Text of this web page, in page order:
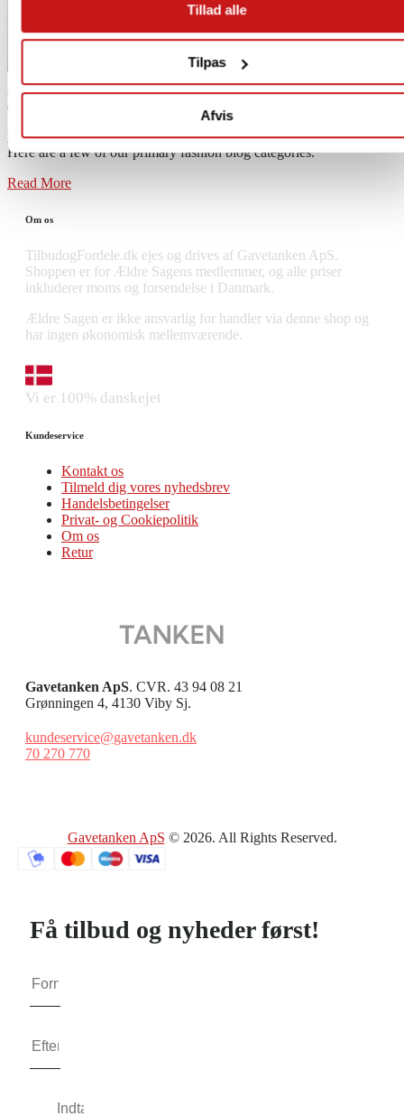
Tillad alle
Tilpas
Afvis
How to Have More Focused
Uncategorized21. april 2023180Views0Likes0Comments
Here are a few of our primary fashion blog categories.
Read More
Om os
TilbudogFordele.dk ejes og drives af Gavetanken ApS.
Shoppen er for Ældre Sagens medlemmer, og alle priser
inkluderer moms og forsendelse i Danmark.
Ældre Sagen er ikke ansvarlig for handler via denne shop og
har ingen økonomisk mellemværende.
Vi er 100% danskejet
Kundeservice
Kontakt os
Tilmeld dig vores nyhedsbrev
Handelsbetingelser
Privat- og Cookiepolitik
Om os
Retur
Gavetanken ApS. CVR. 43 94 08 21
Grønningen 4, 4130 Viby Sj.
kundeservice@gavetanken.dk
70 270 770
Gavetanken ApS © 2026. All Rights Reserved.
Få tilbud og nyheder først!